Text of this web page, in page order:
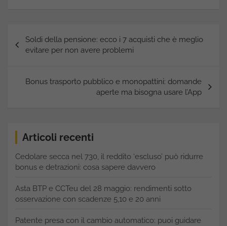
Navigazione
articoli
Soldi della pensione: ecco i 7 acquisti che è meglio
evitare per non avere problemi
Bonus trasporto pubblico e monopattini: domande
aperte ma bisogna usare l’App
Articoli recenti
Cedolare secca nel 730, il reddito ‘escluso’ può ridurre
bonus e detrazioni: cosa sapere davvero
Asta BTP e CCTeu del 28 maggio: rendimenti sotto
osservazione con scadenze 5,10 e 20 anni
Patente presa con il cambio automatico: puoi guidare